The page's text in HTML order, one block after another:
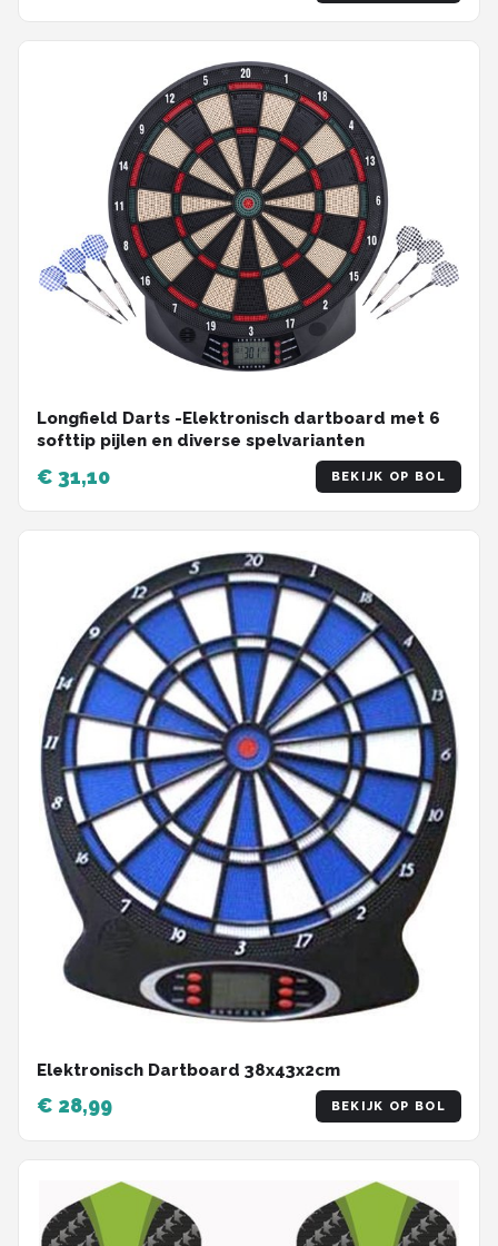
Longfield Darts -Elektronisch dartboard met 6
softtip pijlen en diverse spelvarianten
€ 31,10 BEKIJK OP BOL
Elektronisch Dartboard 38x43x2cm
€ 28,99 BEKIJK OP BOL